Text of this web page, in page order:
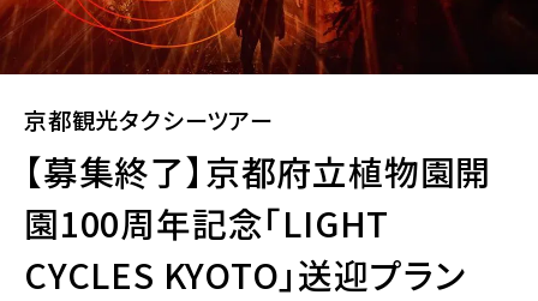
京都観光タクシーツアー
【募集終了】京都府立植物園開
園100周年記念「LIGHT
CYCLES KYOTO」送迎プラン